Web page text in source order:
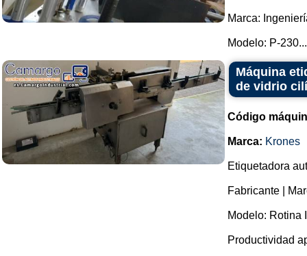
Marca:
Modelo: P-
Máquina
de vidrio
Código
Marca: Krones
Etiquetadora
Fabricante |
Modelo: Rotina
Productividad